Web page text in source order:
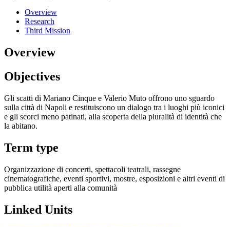
Overview
Research
Third Mission
Overview
Objectives
Gli scatti di Mariano Cinque e Valerio Muto offrono uno sguardo
sulla città di Napoli e restituiscono un dialogo tra i luoghi più iconici
e gli scorci meno patinati, alla scoperta della pluralità di identità che
la abitano.
Term type
Organizzazione di concerti, spettacoli teatrali, rassegne
cinematografiche, eventi sportivi, mostre, esposizioni e altri eventi di
pubblica utilità aperti alla comunità
Linked Units